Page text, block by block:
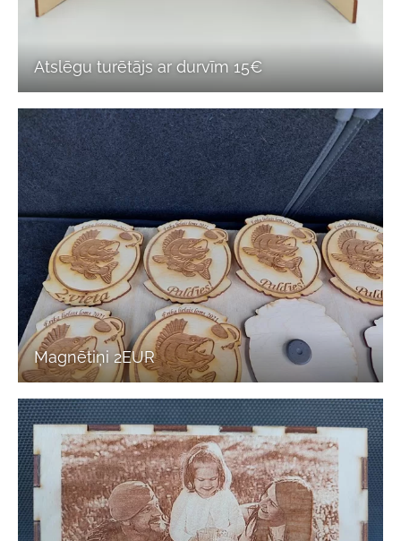
Atslēgu turētājs ar durvīm 15€
Magnētiņi 2EUR